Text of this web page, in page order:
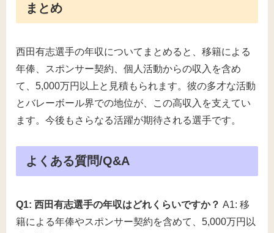
まとめ
西田有志選手の年収についてまとめると、移籍による
年俸、スポンサー契約、個人活動からの収入を含め
て、5,000万円以上と見積もられます。彼の多才な活動
とバレーボール界での地位が、この高収入を支えてい
ます。今後もさらなる活躍が期待される選手です。
よくある質問/Q&A
Q1: 西田有志選手の年収はどれくらいですか？ A1: 移
籍による年俸やスポンサー契約を含めて、5,000万円以